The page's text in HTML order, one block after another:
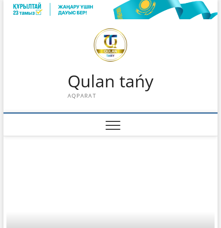
Skip
Qulan tańy
AQPARAT